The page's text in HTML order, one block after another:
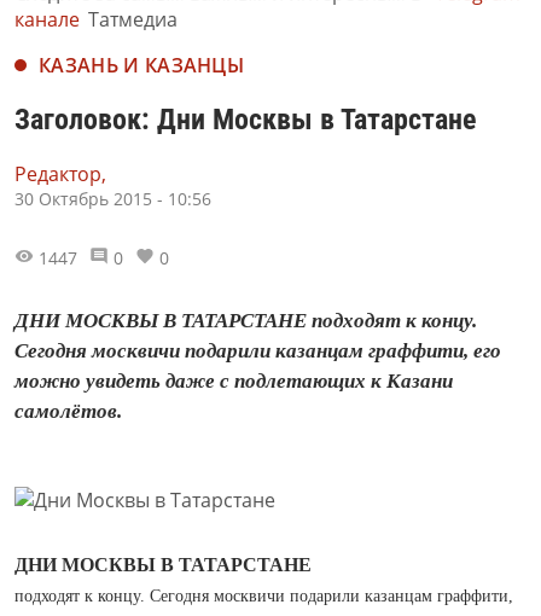
канале Татмедиа
КАЗАНЬ И КАЗАНЦЫ
Заголовок: Дни Москвы в Татарстане
Редактор,
30 Октябрь 2015 - 10:56
1447 0 0
ДНИ МОСКВЫ В ТАТАРСТАНЕ подходят к концу.
Сегодня москвичи подарили казанцам граффити, его
можно увидеть даже с подлетающих к Казани
самолётов.
ДНИ МОСКВЫ В ТАТАРСТАНЕ
подходят к концу. Сегодня москвичи подарили казанцам граффити,